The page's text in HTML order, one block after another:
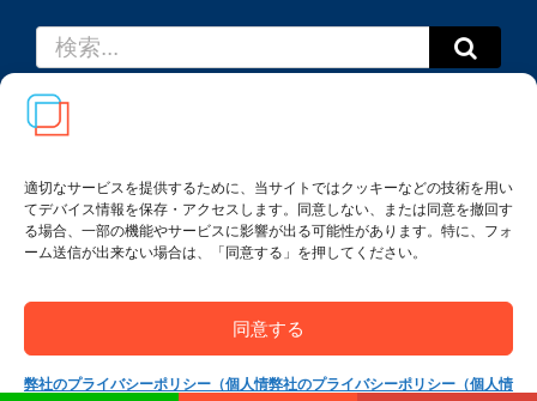
適切なサービスを提供するために、当サイトではクッキーなどの技術を用い
てデバイス情報を保存・アクセスします。同意しない、または同意を撤回す
る場合、一部の機能やサービスに影響が出る可能性があります。特に、フォ
ーム送信が出来ない場合は、「同意する」を押してください。
同意する
弊社のプライバシーポリシー（個人情弊社のプライバシーポリシー（個人情
索
…
Copyright(c) 2002-2026Thai SRS Guide Center. All
rights reserved.
ポリシー